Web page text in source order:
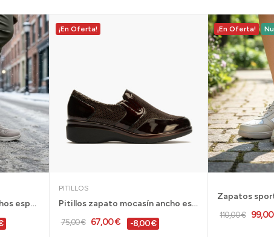
Zapatos deportivos anchos especiales G Comfort...
¡En Oferta!
PITILLOS
Pitillos zapato mocasín ancho especial mujer...
75,00 € 67,00 € -8,00 €
¡En Oferta!
110,00 €